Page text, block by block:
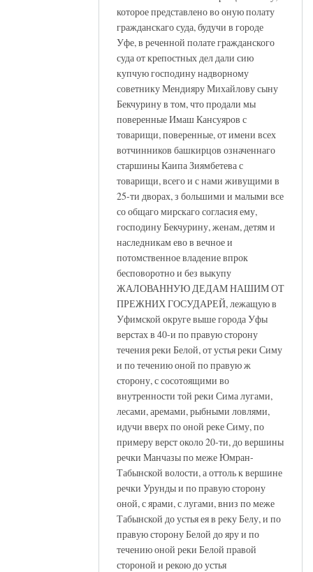
которое представлено во оную полату
гражданскаго суда, будучи в городе
Уфе, в реченной полате гражданского
суда от крепостных дел дали сию
купчую господину надворному
советнику Мендияру Михайлову сыну
Бекчурину в том, что продали мы
поверенные Имаш Кансуяров с
товарищи, поверенные, от имени всех
вотчинников башкирцов означеннаго
старшины Каипа Зиямбетева с
товарищи, всего и с нами живущими в
25-ти дворах, з большими и малыми все
со общаго мирскаго согласия ему,
господину Бекчурину, женам, детям и
наследникам ево в вечное и
потомственное владение впрок
бесповоротно и без выкупу
ЖАЛОВАННУЮ ДЕДАМ НАШИМ ОТ
ПРЕЖНИХ ГОСУДАРЕЙ, лежащую в
Уфимской округе выше города Уфы
верстах в 40-и по правую сторону
течения реки Белой, от устья реки Симу
и по течению оной по правую ж
сторону, с сосотоящими во
внутренности той реки Сима лугами,
лесами, аремами, рыбными ловлями,
идучи вверх по оной реке Симу, по
примеру верст около 20-ти, до вершины
речки Манчазы по меже Юмран-
Табынской волости, а оттоль к вершине
речки Урунды и по правую сторону
оной, с ярами, с лугами, вниз по меже
Табынской до устья ея в реку Белу, и по
правую сторону Белой до яру и по
течению оной реки Белой правой
стороной и рекою до устья